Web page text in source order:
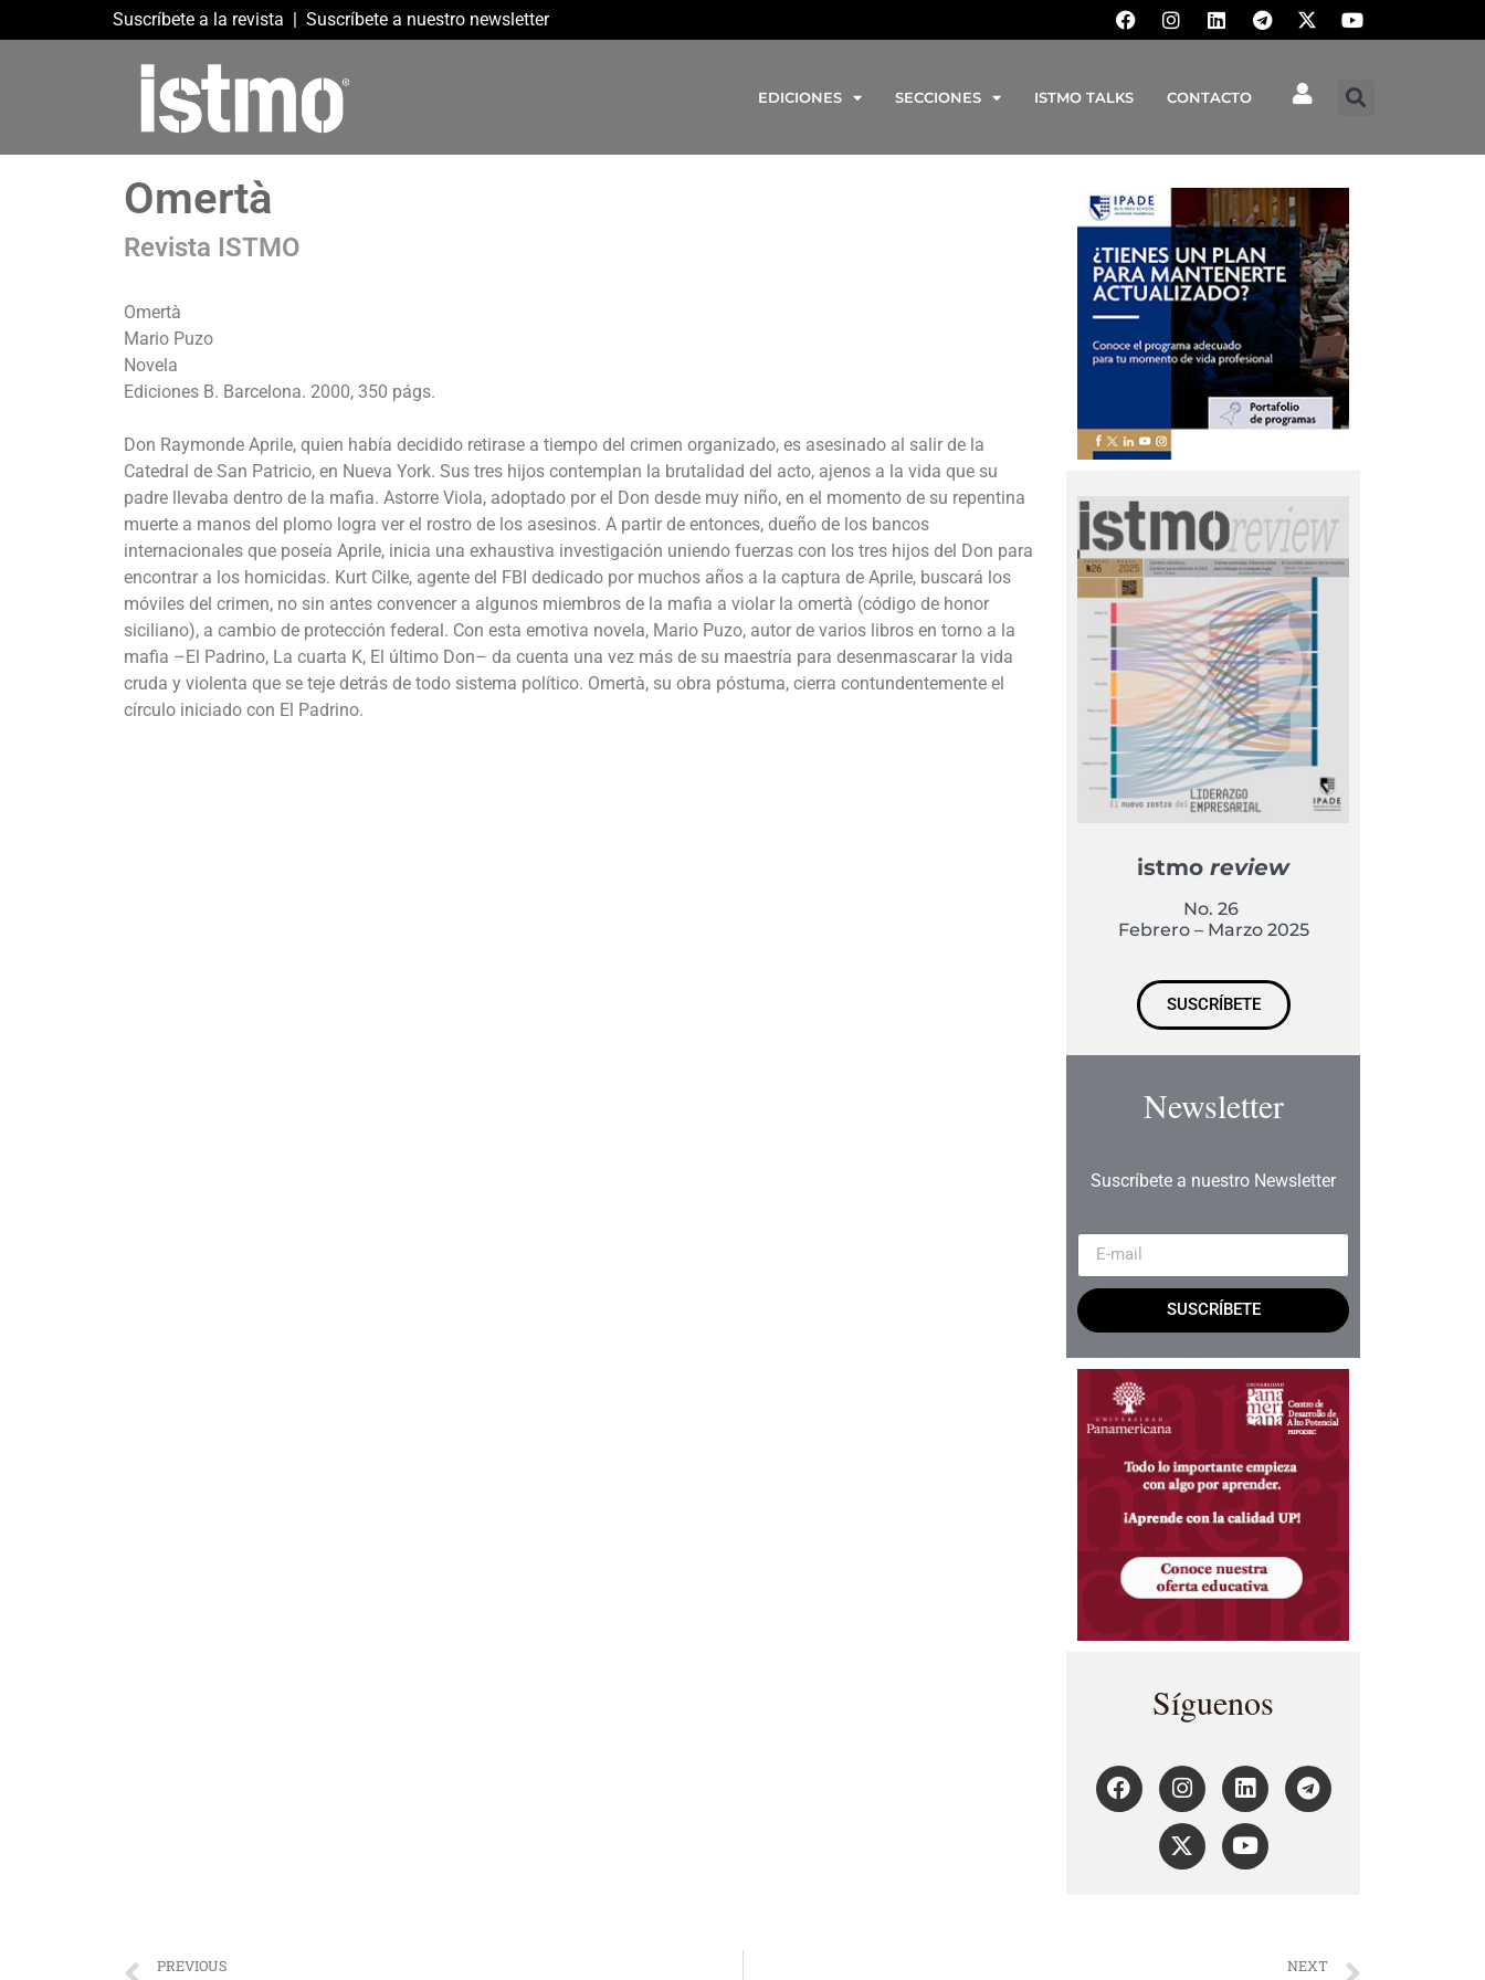
Suscríbete a la revista | Suscríbete a nuestro newsletter
EDICIONES SECCIONES ISTMO TALKS CONTACTO
Omertà
Revista ISTMO
Omertà
Mario Puzo
Novela
Ediciones B. Barcelona. 2000, 350 págs.
Don Raymonde Aprile, quien había decidido retirase a tiempo del crimen organizado, es asesinado al salir de la
Catedral de San Patricio, en Nueva York. Sus tres hijos contemplan la brutalidad del acto, ajenos a la vida que su
padre llevaba dentro de la mafia. Astorre Viola, adoptado por el Don desde muy niño, en el momento de su repentina
muerte a manos del plomo logra ver el rostro de los asesinos. A partir de entonces, dueño de los bancos
internacionales que poseía Aprile, inicia una exhaustiva investigación uniendo fuerzas con los tres hijos del Don para
encontrar a los homicidas. Kurt Cilke, agente del FBI dedicado por muchos años a la captura de Aprile, buscará los
móviles del crimen, no sin antes convencer a algunos miembros de la mafia a violar la omertà (código de honor
siciliano), a cambio de protección federal. Con esta emotiva novela, Mario Puzo, autor de varios libros en torno a la
mafia –El Padrino, La cuarta K, El último Don– da cuenta una vez más de su maestría para desenmascarar la vida
cruda y violenta que se teje detrás de todo sistema político. Omertà, su obra póstuma, cierra contundentemente el
círculo iniciado con El Padrino.
istmoreview
No. 26
Febrero – Marzo 2025
SUSCRÍBETE
Newsletter
Suscríbete a nuestro Newsletter
SUSCRÍBETE
Síguenos
PREVIOUS NEXT